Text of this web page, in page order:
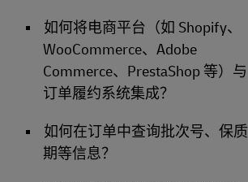
如何将电商平台（如 Shopify、
WooCommerce、Adobe
Commerce、PrestaShop 等）与
订单履约系统集成？
如何在订单中查询批次号、保质
期等信息？